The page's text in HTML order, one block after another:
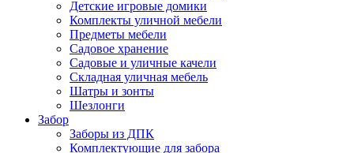
Детские игровые домики
Комплекты уличной мебели
Предметы мебели
Садовое хранение
Садовые и уличные качели
Складная уличная мебель
Шатры и зонты
Шезлонги
Забор
Заборы из ДПК
Комплектующие для забора